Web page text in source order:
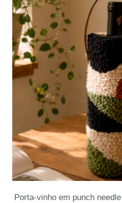
Porta-vinho em punch